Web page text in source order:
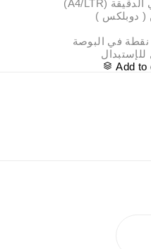
( دوبلكس )
Add to